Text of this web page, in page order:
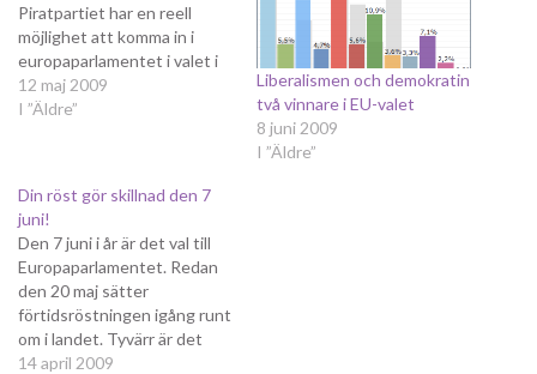
Piratpartiet har en reell
möjlighet att komma in i
europaparlamentet i valet i
vår. Det är väl inte direkt så
att jag skulle gråta om så
kunna vara uppfriskande i
parlamentet, en linje som…
12 maj 2009
I ”Äldre”
Liberalismen och demokratin
två vinnare i EU-valet
8 juni 2009
I ”Äldre”
Din röst gör skillnad den 7
juni!
Den 7 juni i år är det val till
Europaparlamentet. Redan
den 20 maj sätter
förtidsröstningen igång runt
om i landet. Tyvärr är det
inte många som har
14 april 2009